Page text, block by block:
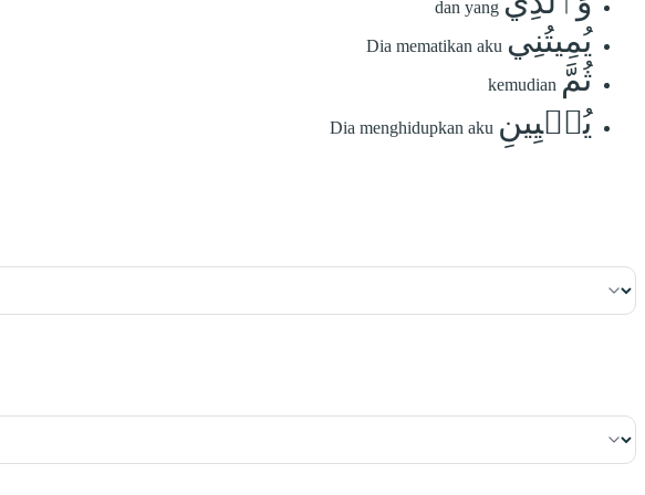
dan yang
يُمِيتُنِي Dia mematikan aku
ثُمَّ kemudian
يُحۡيِينِ Dia menghidupkan aku